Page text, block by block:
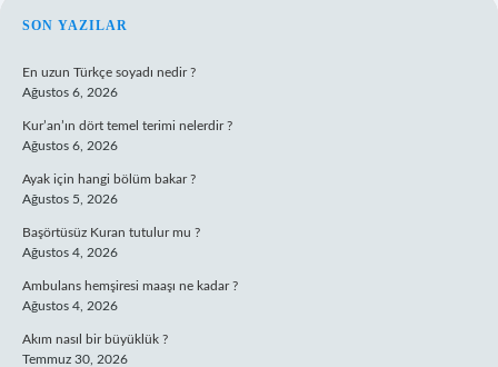
SIDEBAR
SON YAZILAR
En uzun Türkçe soyadı nedir ?
Ağustos 6, 2026
Kur’an’ın dört temel terimi nelerdir ?
Ağustos 6, 2026
Ayak için hangi bölüm bakar ?
Ağustos 5, 2026
Başörtüsüz Kuran tutulur mu ?
Ağustos 4, 2026
Ambulans hemşiresi maaşı ne kadar ?
Ağustos 4, 2026
Akım nasıl bir büyüklük ?
Temmuz 30, 2026